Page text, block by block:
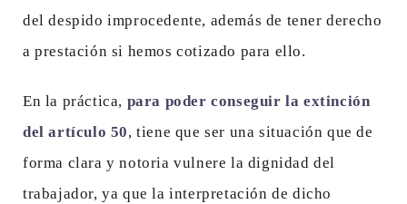
del despido improcedente, además de tener derecho
a prestación si hemos cotizado para ello.
En la práctica, para poder conseguir la extinción
del artículo 50, tiene que ser una situación que de
forma clara y notoria vulnere la dignidad del
trabajador, ya que la interpretación de dicho